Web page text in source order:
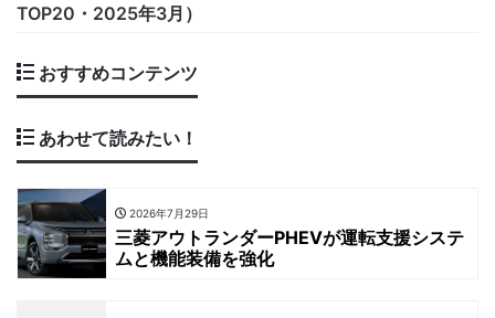
TOP20・2025年3月）
おすすめコンテンツ
あわせて読みたい！
2026年7月29日
三菱アウトランダーPHEVが運転支援システ
ムと機能装備を強化